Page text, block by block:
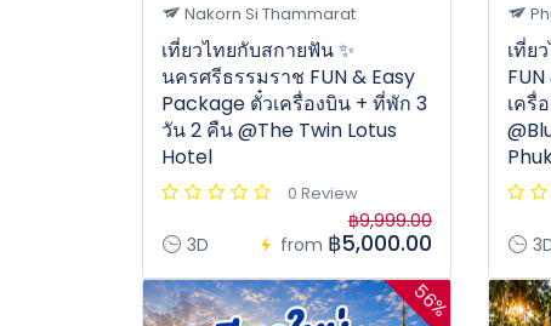
Nakorn Si Thammarat
เที่ยวไทยกับสกายฟัน ✨
นครศรีธรรมราช FUN & Easy
Package ตั๋วเครื่องบิน + ที่พัก 3
วัน 2 คืน @The Twin Lotus
Hotel
0 Review
3D from
฿9,999.00
฿5,000.00
เที่ย
เครื่
56%